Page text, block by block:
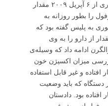
والگرن توضیح داد که دکتر موری از ۶ آپریل ۲۰۰۹ مقدار
را بطور روزانه به
به پلیس گفته بود که
از دارو را به وی
ادامه داد که وسیله‌ی
میزان اکسیژن خون
افتاده و غیر قابل استفاده
که باید وضعیت
افتاده بود. دادستان